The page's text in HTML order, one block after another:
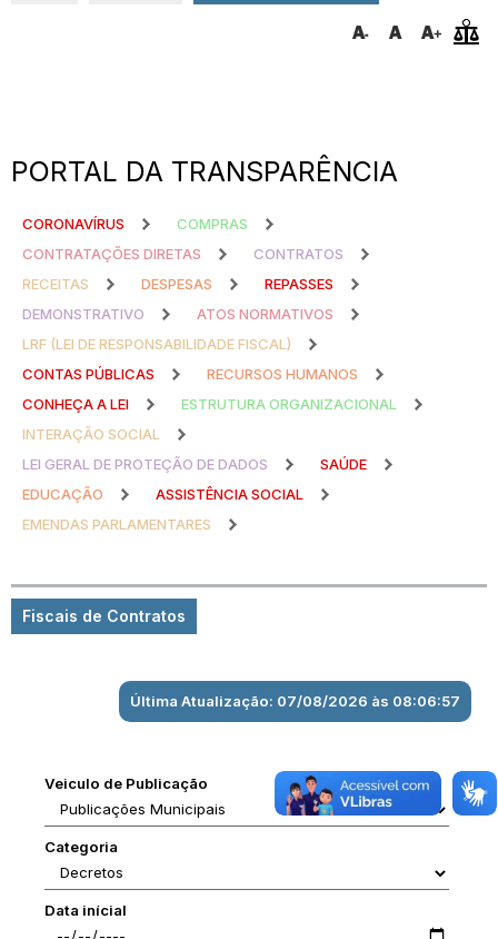
PORTAL DA TRANSPARÊNCIA
CORONAVÍRUS
COMPRAS
CONTRATAÇÕES DIRETAS
CONTRATOS
RECEITAS
DESPESAS
REPASSES
DEMONSTRATIVO
ATOS NORMATIVOS
LRF (LEI DE RESPONSABILIDADE FISCAL)
CONTAS PÚBLICAS
RECURSOS HUMANOS
CONHEÇA A LEI
ESTRUTURA ORGANIZACIONAL
INTERAÇÃO SOCIAL
LEI GERAL DE PROTEÇÃO DE DADOS
SAÚDE
EDUCAÇÃO
ASSISTÊNCIA SOCIAL
EMENDAS PARLAMENTARES
Fiscais de Contratos
Última Atualização: 07/08/2026 às 08:06:57
Veiculo de Publicação
Categoria
Data inícial